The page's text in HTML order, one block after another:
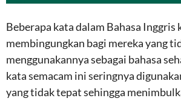
Beberapa kata dalam Bahasa Inggris
membingungkan bagi mereka yang
menggunakannya sebagai bahasa
kata semacam ini seringnya
yang tidak tepat sehingga